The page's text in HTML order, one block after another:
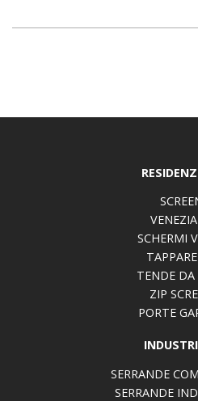
SCHERMI
TENDE DA
ZIP
PORTE
SERRANDE
SERRANDE